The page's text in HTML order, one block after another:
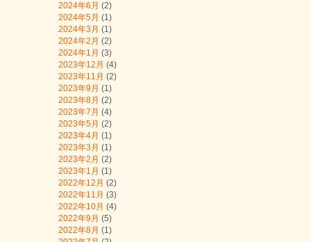
2024年6月 (2)
2024年5月 (1)
2024年3月 (1)
2024年2月 (2)
2024年1月 (3)
2023年12月 (4)
2023年11月 (2)
2023年9月 (1)
2023年8月 (2)
2023年7月 (4)
2023年5月 (2)
2023年4月 (1)
2023年3月 (1)
2023年2月 (2)
2023年1月 (1)
2022年12月 (2)
2022年11月 (3)
2022年10月 (4)
2022年9月 (5)
2022年8月 (1)